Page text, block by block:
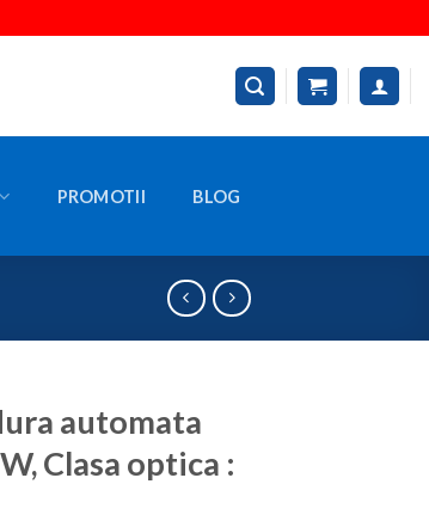
PROMOTII BLOG
automata
Clasa optica :